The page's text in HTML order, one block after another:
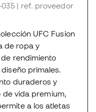
035 | ref. proveedor
UFC Fusion
de ropa y
rendimiento
primales.
duraderos y
de vida premium,
a los atletas